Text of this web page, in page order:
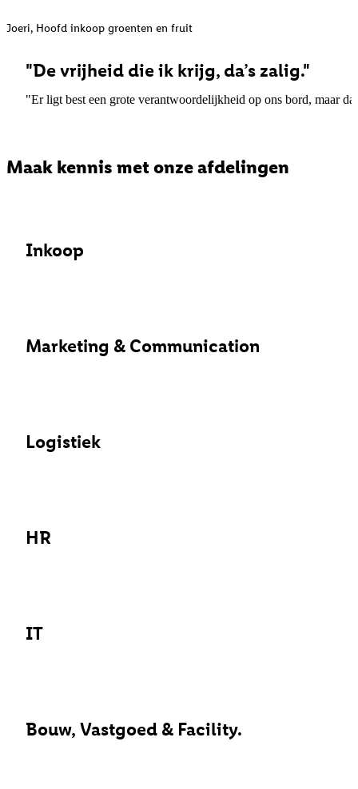
Joeri, Hoofd inkoop groenten en fruit
"De vrijheid die ik krijg, da’s zalig."
"Er ligt best een grote verantwoordelijkheid op ons bord, maar
Maak kennis met onze afdelingen
Inkoop
Marketing & Communication
Logistiek
HR
IT
Bouw, Vastgoed & Facility.